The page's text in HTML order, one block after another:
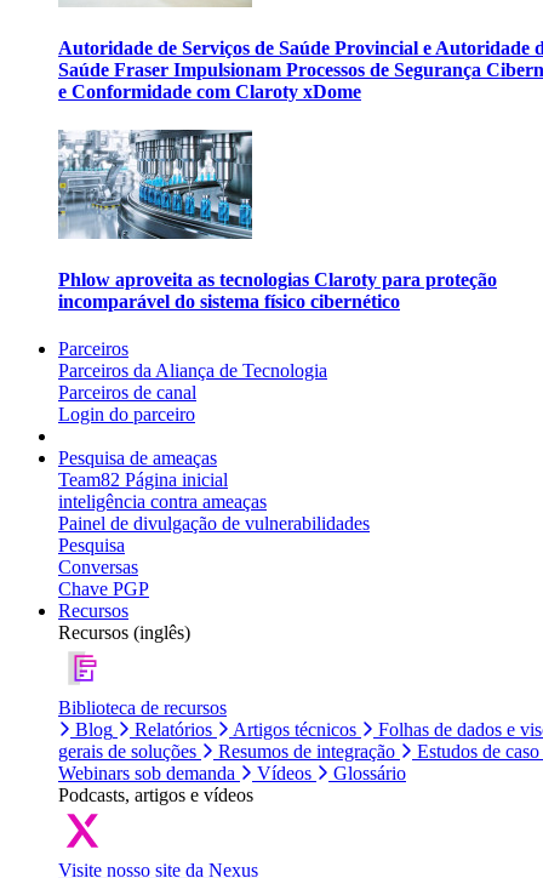
Autoridade de Serviços de Saúde Provincial e Autoridade
Saúde Fraser Impulsionam Processos de Segurança
e Conformidade com Claroty xDome
Phlow aproveita as tecnologias Claroty para proteção
incomparável do sistema físico cibernético
Parceiros
Parceiros da Aliança de Tecnologia
Parceiros de canal
Login do parceiro
Pesquisa de ameaças
Team82 Página inicial
inteligência contra ameaças
Painel de divulgação de vulnerabilidades
Pesquisa
Conversas
Chave PGP
Recursos
Recursos (inglês)
Biblioteca de recursos
Blog
Relatórios Artigos técnicos
Folhas de dados e
gerais de soluções
Resumos de integração
Estudos de caso
Webinars sob demanda
Vídeos
Glossário
Podcasts, artigos e vídeos
Visite nosso site da Nexus